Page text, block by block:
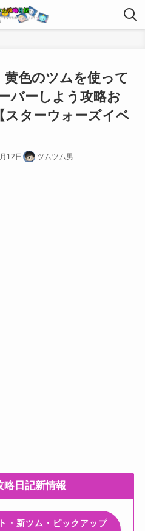
黄色のツムを使って
バーしよう攻略お
スターウォーズイベ
12日 ツムツム男
略日記新情報
・新ツム・ピックアップ